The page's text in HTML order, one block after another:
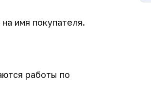
имя покупателя.
работы по